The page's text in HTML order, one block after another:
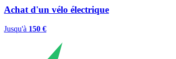
Achat d'un vélo électrique
Jusqu'à 150 €